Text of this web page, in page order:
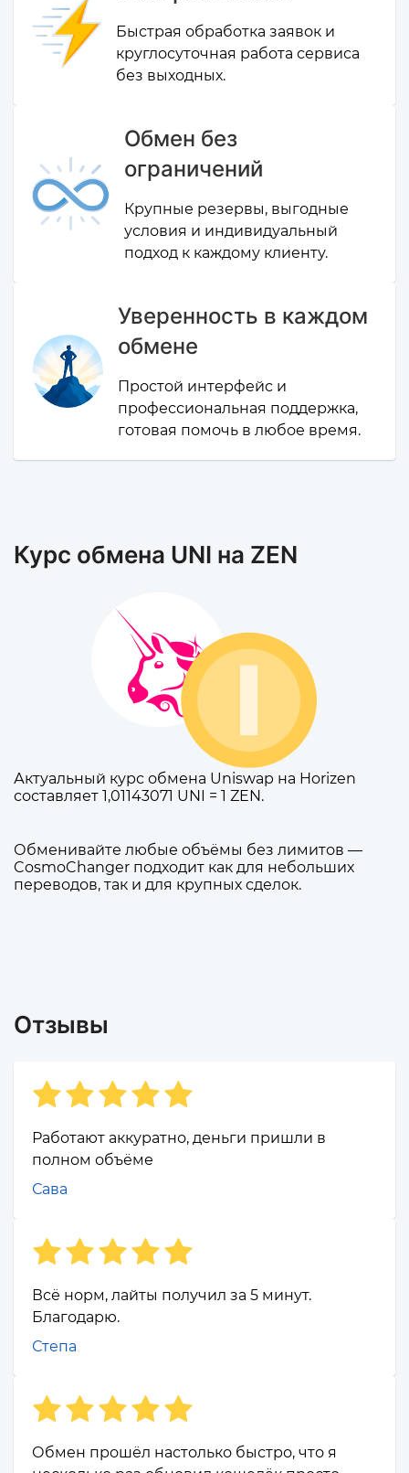
Быстрая обработка заявок и
круглосуточная работа сервиса
без выходных.
Обмен без
ограничений
Крупные резервы, выгодные
условия и индивидуальный
подход к каждому клиенту.
Уверенность в каждом
обмене
Простой интерфейс и
профессиональная поддержка,
готовая помочь в любое время.
Курс обмена UNI на ZEN
Актуальный курс обмена Uniswap на Horizen
составляет 1,01143071 UNI = 1 ZEN.
Обменивайте любые объёмы без лимитов —
CosmoChanger подходит как для небольших
переводов, так и для крупных сделок.
Отзывы
Работают аккуратно, деньги пришли в
полном объёме
Сава
Всё норм, лайты получил за 5 минут.
Благодарю.
Степа
Обмен прошёл настолько быстро, что я